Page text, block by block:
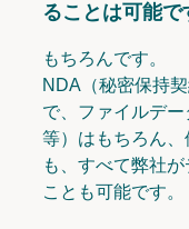
ることは可能で
もちろんです。
NDA（秘密保持
で、ファイルデ
等）はもちろん
も、すべて弊社
ことも可能です。